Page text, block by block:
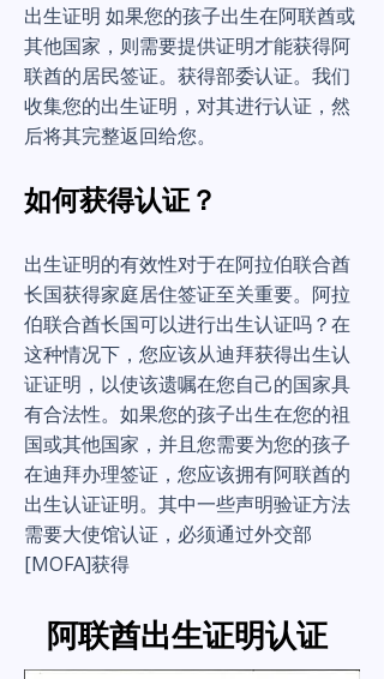
出生证明 如果您的孩子出生在阿联酋或
其他国家，则需要提供证明才能获得阿
联酋的居民签证。获得部委认证。我们
收集您的出生证明，对其进行认证，然
后将其完整返回给您。
如何获得认证？
出生证明的有效性对于在阿拉伯联合酋
长国获得家庭居住签证至关重要。阿拉
伯联合酋长国可以进行出生认证吗？在
这种情况下，您应该从迪拜获得出生认
证证明，以使该遗嘱在您自己的国家具
有合法性。如果您的孩子出生在您的祖
国或其他国家，并且您需要为您的孩子
在迪拜办理签证，您应该拥有阿联酋的
出生认证证明。其中一些声明验证方法
需要大使馆认证，必须通过外交部
[MOFA]获得
阿联酋出生证明认证